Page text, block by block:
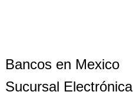
Bancos en Mexico
Sucursal Electrónica